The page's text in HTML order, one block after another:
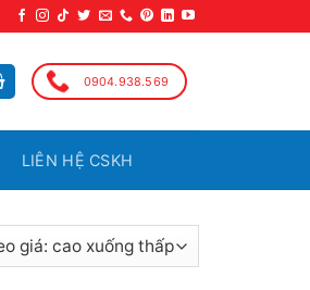
0904.938.569
LIÊN HỆ CSKH